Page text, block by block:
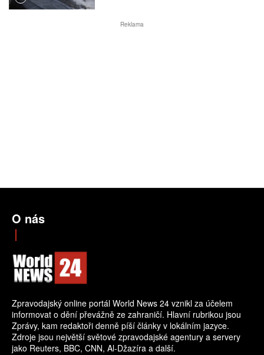
Reklama
O nás
Zpravodajský online portál World News 24 vznikl za účelem
informovat o dění převážně ze zahraničí. Hlavní rubrikou jsou
Zprávy, kam redaktoři denně píší články v lokálním jazyce.
Zdroje jsou největší světové zpravodajské agentury a servery
jako Reuters, BBC, CNN, Al-Džazíra a další.